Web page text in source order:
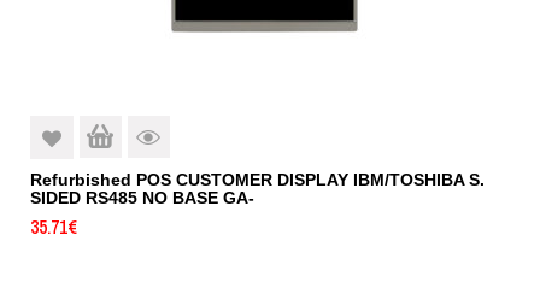
Refurbished POS CUSTOMER DISPLAY IBM/TOSHIBA S.
SIDED RS485 NO BASE GA-
35.71€